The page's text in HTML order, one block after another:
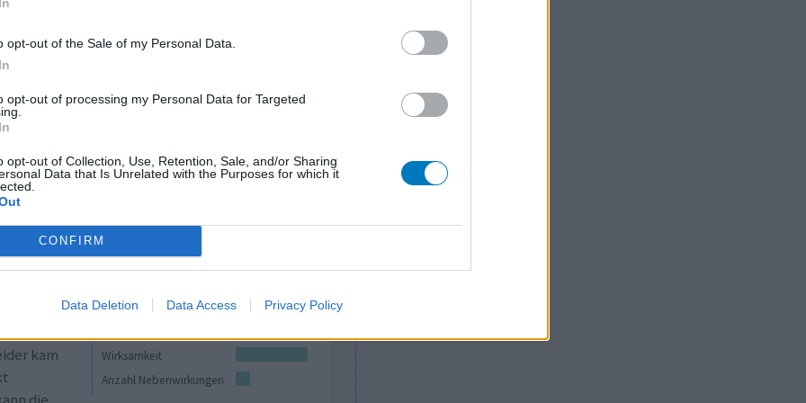
opt-out of the Sale of my Personal Data.
opt-out of processing my Personal Data for Targeted
opt-out of Collection, Use, Retention, Sale, and/or Sharing
Data that Is Unrelated with the Purposes for which it
CONFIRM
Data Deletion Data Access Privacy Policy
5
ein
auf
ersten 30 Tage täglich, dann jeden 2. Tag.
2 Monaten erste Zeichen der Besserung, an
mehr
1 Kommentare
Wirksamkeit
Anzahl Nebenwirkungen
kam